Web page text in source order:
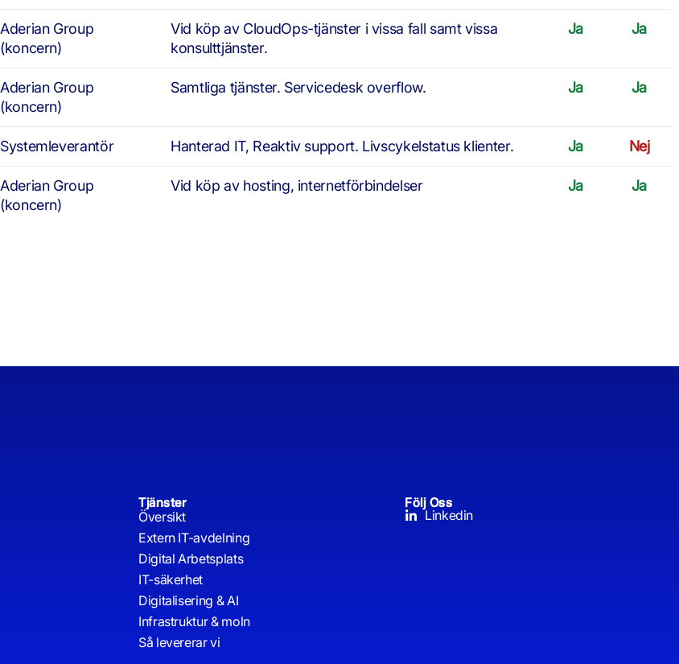
Aderian Group
(koncern)
Vid köp av CloudOps-tjänster i vissa fall samt vissa
konsulttjänster.
Ja Ja
Aderian Group
(koncern)
Samtliga tjänster. Servicedesk overflow. Ja Ja
Systemleverantör Hanterad IT, Reaktiv support. Livscykelstatus klienter. Ja Nej
Aderian Group
(koncern)
Vid köp av hosting, internetförbindelser Ja Ja
Tjänster
Översikt
Extern IT-avdelning
Digital Arbetsplats
IT-säkerhet
Digitalisering & AI
Infrastruktur & moln
Så levererar vi
Följ Oss
Linkedin